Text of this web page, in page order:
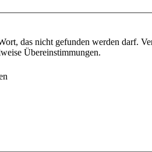
das nicht gefunden werden darf.
Übereinstimmungen.